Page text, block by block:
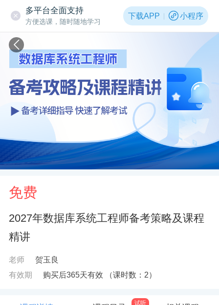
多平台全面支持
方便选课，随时随地学习
下载APP 小程序
免费
2027年数据库系统工程师备考策略及课程
精讲
老师
贺玉良
有效期
购买后365天有效 （课时数： 2）
试听